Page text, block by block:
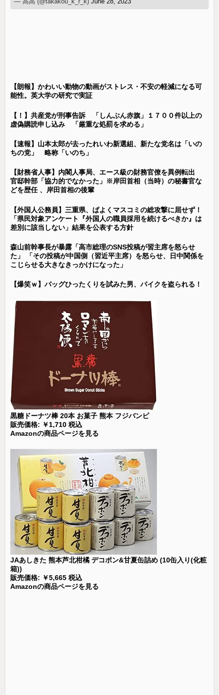
【朗報】かわいい動物の動画がストレス・不安の軽減になる可
能性。英大学の研究で実証
【！】共産党が刑事告訴 「しんぶん赤旗」１７００件以上の
虚偽購読申し込み 「厳重な処罰を求める」
【速報】山本太郎が去ったれいわ新選組、新たな党名は「いの
ちの党」 略称「いのち」
【財務省人事】内閣人事局、エース級の財務官僚を異例転出
官邸幹部「協力的でなかった」※岸田首相（当時）の秘書官な
どを歴任 、岸田首相の後輩
【外国人公務員】三重県、ぱよくマスコミの総攻撃に屈せず！
「県民対象アンケート『外国人の職員採用を続けるべきか』は
差別に該当しない」結果を公表する方針
森山前幹事長が暴露「高市総理のSNS投稿が習主席を怒らせ
た」 「その投稿が中国側（習近平主席）を怒らせ、日中関係を
こじらせる大きなきっかけになった」
【爆笑ｗ】バッグひったくりを試みた男、バイクを盗られる！
黒糖ドーナツ棒 20本 お菓子 熊本 フジバンビ
販売価格: ￥1,710 税込
Amazonの商品ページを見る
JAあしきた 熊本芦北柑橘 デコポン&甘夏缶詰め (10缶入り(化粧
箱))
販売価格: ￥5,665 税込
Amazonの商品ページを見る